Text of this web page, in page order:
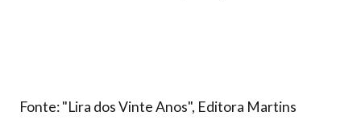
Fonte: "Lira dos Vinte Anos", Editora Martins